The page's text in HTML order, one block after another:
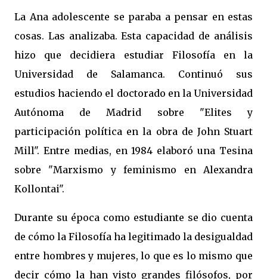
La Ana adolescente se paraba a pensar en estas
cosas. Las analizaba. Esta capacidad de análisis
hizo que decidiera estudiar Filosofía en la
Universidad de Salamanca. Continuó sus
estudios haciendo el doctorado en la Universidad
Autónoma de Madrid sobre "Elites y
participación política en la obra de John Stuart
Mill". Entre medias, en 1984 elaboró una Tesina
sobre "Marxismo y feminismo en Alexandra
Kollontai".
Durante su época como estudiante se dio cuenta
de cómo la Filosofía ha legitimado la desigualdad
entre hombres y mujeres, lo que es lo mismo que
decir cómo la han visto grandes filósofos, por